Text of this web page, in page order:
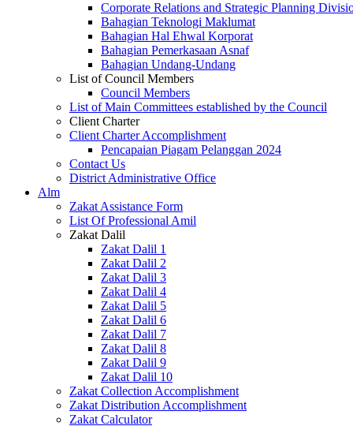
Corporate Relations and Strategic Planning
Bahagian Teknologi Maklumat
Bahagian Hal Ehwal Korporat
Bahagian Pemerkasaan Asnaf
Bahagian Undang-Undang
List of Council Members
Council Members
List of Main Committees established by the Council
Client Charter
Client Charter Accomplishment
Pencapaian Piagam Pelanggan 2024
Contact Us
District Administrative Office
Alm
Zakat Assistance Form
List Of Professional Amil
Zakat Dalil
Zakat Dalil 1
Zakat Dalil 2
Zakat Dalil 3
Zakat Dalil 4
Zakat Dalil 5
Zakat Dalil 6
Zakat Dalil 7
Zakat Dalil 8
Zakat Dalil 9
Zakat Dalil 10
Zakat Collection Accomplishment
Zakat Distribution Accomplishment
Zakat Calculator